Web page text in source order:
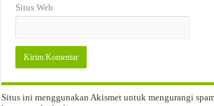
Situs Web
Situs ini menggunakan Akismet untuk mengurangi